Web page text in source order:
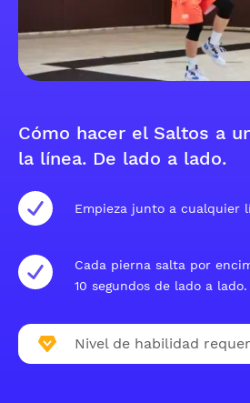
Cómo hacer el Saltos a
la línea. De lado a lado.
Empieza junto a cualquier
Cada pierna salta por
10 segundos de lado a lado.
Nivel de habilidad